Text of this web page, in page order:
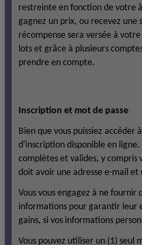
restreinte en fonction de votre
gagnez un prix, ou recevez
récompense sera versée à
lots et grâce à plusieurs
prendre en compte.
Inscription et mot de passe
Bien que vous puissiez
d'inscription disponible en
complètes et valides, y
doit avoir une adresse e-mail et
Vous vous engagez à ne
informations pour garantir leur
gains, si vos informations
Vous pouvez utiliser un (1) seul